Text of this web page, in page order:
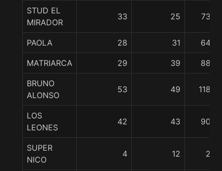
STUD EL
MIRADOR
33 25 73
PAOLA 28 31 64
MATRIARCA 29 39 88
BRUNO
ALONSO
53 49 118
LOS
LEONES
42 43 90
SUPER
NICO
4 12 2